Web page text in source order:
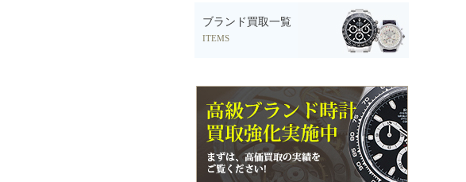
ブランド買取一覧
ITEMS